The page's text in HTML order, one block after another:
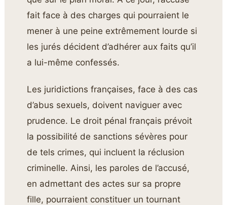
fait face à des charges qui pourraient le
mener à une peine extrêmement lourde si
les jurés décident d’adhérer aux faits qu’il
a lui-même confessés.
Les juridictions françaises, face à des cas
d’abus sexuels, doivent naviguer avec
prudence. Le droit pénal français prévoit
la possibilité de sanctions sévères pour
de tels crimes, qui incluent la réclusion
criminelle. Ainsi, les paroles de l’accusé,
en admettant des actes sur sa propre
fille, pourraient constituer un tournant